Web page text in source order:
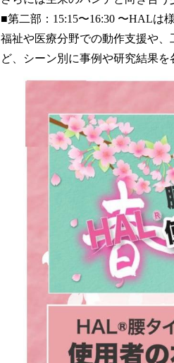
■第二部：15:15〜16:30 〜HALは
福祉や医療分野での動作支援や
ど、シーン別に事例や研究結果